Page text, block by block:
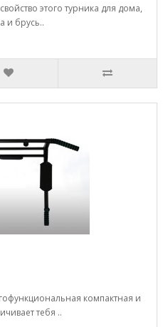
этого турника для дома,
и брусь..
компактная и
тебя ..